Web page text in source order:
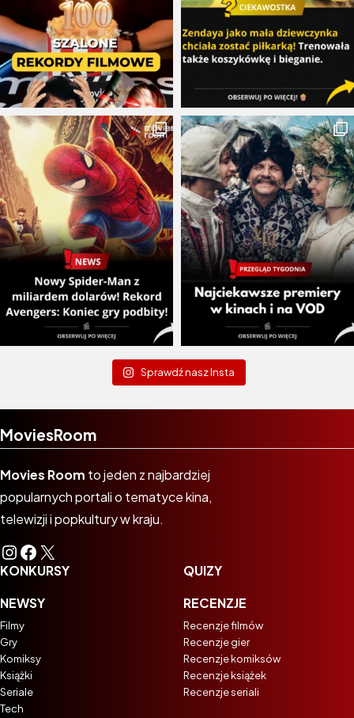
Sprawdź nasz Insta
MoviesRoom
Movies Room to jeden z najbardziej
popularnych portali o tematyce kina,
telewizji i popkultury w kraju.
Instagram
Facebook
X
KONKURSY
NEWSY
Filmy
Gry
Komiksy
Książki
Seriale
Tech
QUIZY
RECENZJE
Recenzje filmów
Recenzje gier
Recenzje komiksów
Recenzje książek
Recenzje seriali